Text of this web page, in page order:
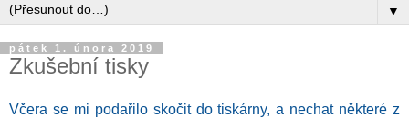
▼
pátek 1. února 2019
Zkušební tisky
Včera se mi podařilo skočit do tiskárny, a nechat některé z